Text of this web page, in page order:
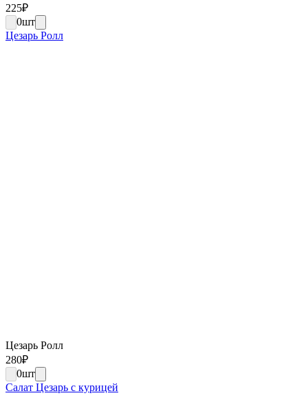
225₽
0шт
Цезарь Ролл
Цезарь Ролл
280₽
0шт
Салат Цезарь с курицей